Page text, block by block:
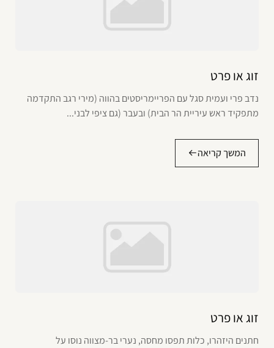
זוג או פרט
נדב פרי ועמית סגל עם הפריימריסטים בהווה (מירי רגב התקדמה
מתפקיד ראש עיריית הר הבית) ובעבר (גם ציפי לבני...
המשך קריאה
זוג או פרט
חתנים היזהרו, כלות תפסו מחסה, נערי בר-מצווה נוסו על